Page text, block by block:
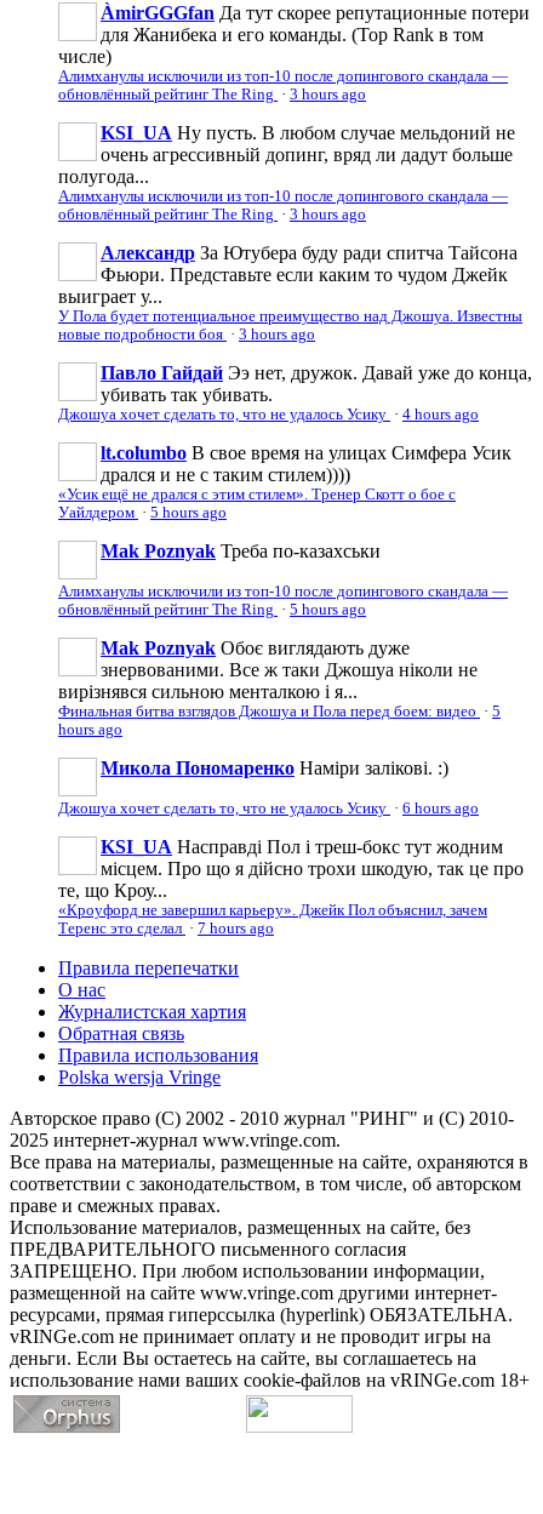
ÀmirGGGfan Да тут скорее репутационные потери
для Жанибека и его команды. (Top Rank в том
числе)
Алимханулы исключили из топ-10 после допингового скандала —
обновлённый рейтинг The Ring · 3 hours ago
KSI_UA Ну пусть. В любом случае мельдоний не
очень агрессивньій допинг, вряд ли дадут больше
полугода...
Алимханулы исключили из топ-10 после допингового скандала —
обновлённый рейтинг The Ring · 3 hours ago
Александр За Ютубера буду ради спитча Тайсона
Фьюри. Представьте если каким то чудом Джейк
выиграет у...
У Пола будет потенциальное преимущество над Джошуа. Известны
новые подробности боя · 3 hours ago
Павло Гайдай Ээ нет, дружок. Давай уже до конца,
убивать так убивать.
Джошуа хочет сделать то, что не удалось Усику · 4 hours ago
lt.columbo В свое время на улицах Симфера Усик
дрался и не с таким стилем))))
«Усик ещё не дрался с этим стилем». Тренер Скотт о бое с
Уайлдером · 5 hours ago
Mak Poznyak Треба по-казахськи
Алимханулы исключили из топ-10 после допингового скандала —
обновлённый рейтинг The Ring · 5 hours ago
Mak Poznyak Обоє виглядають дуже
знервованими. Все ж таки Джошуа ніколи не
вирізнявся сильною менталкою і я...
Финальная битва взглядов Джошуа и Пола перед боем: видео · 5
hours ago
Микола Пономаренко Наміри залікові. :)
Джошуа хочет сделать то, что не удалось Усику · 6 hours ago
KSI_UA Насправді Пол і треш-бокс тут жодним
місцем. Про що я дійсно трохи шкодую, так це про
те, що Кроу...
«Кроуфорд не завершил карьеру». Джейк Пол объяснил, зачем
Теренс это сделал · 7 hours ago
Правила перепечатки
О нас
Журналистская хартия
Обратная связь
Правила использования
Polska wersja Vringe
Авторское право (С) 2002 - 2010 журнал "РИНГ" и (С) 2010-
2025 интернет-журнал www.vringe.com.
Все права на материалы, размещенные на сайте, охраняются в
соответствии с законодательством, в том числе, об авторском
праве и смежных правах.
Использование материалов, размещенных на сайте, без
ПРЕДВАРИТЕЛЬНОГО письменного согласия
ЗАПРЕЩЕНО. При любом использовании информации,
размещенной на сайте www.vringe.com другими интернет-
ресурсами, прямая гиперссылка (hyperlink) ОБЯЗАТЕЛЬНА.
vRINGe.com не принимает оплату и не проводит игры на
деньги. Если Вы остаетесь на сайте, вы соглашаетесь на
использование нами ваших cookie-файлов на vRINGe.com 18+